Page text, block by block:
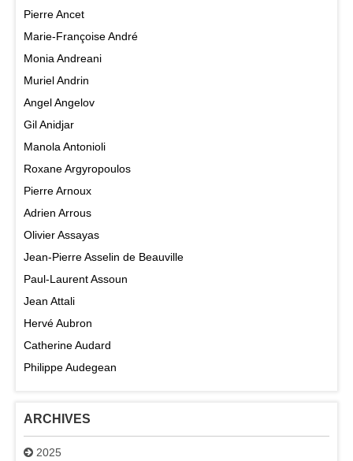
Pierre Ancet
Marie-Françoise André
Monia Andreani
Muriel Andrin
Angel Angelov
Gil Anidjar
Manola Antonioli
Roxane Argyropoulos
Pierre Arnoux
Adrien Arrous
Olivier Assayas
Jean-Pierre Asselin de Beauville
Paul-Laurent Assoun
Jean Attali
Hervé Aubron
Catherine Audard
Philippe Audegean
ARCHIVES
2025